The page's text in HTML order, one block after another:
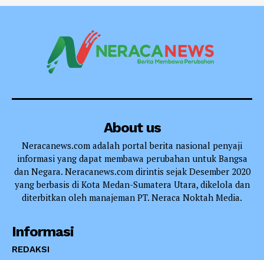
About us
Neracanews.com adalah portal berita nasional penyaji
informasi yang dapat membawa perubahan untuk Bangsa
dan Negara. Neracanews.com dirintis sejak Desember 2020
yang berbasis di Kota Medan-Sumatera Utara, dikelola dan
diterbitkan oleh manajeman PT. Neraca Noktah Media.
Informasi
REDAKSI